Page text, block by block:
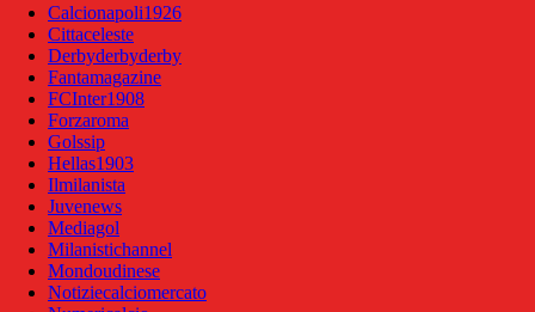
Calcionapoli1926
Cittaceleste
Derbyderbyderby
Fantamagazine
FCInter1908
Forzaroma
Golssip
Hellas1903
Ilmilanista
Juvenews
Mediagol
Milanistichannel
Mondoudinese
Notiziecalciomercato